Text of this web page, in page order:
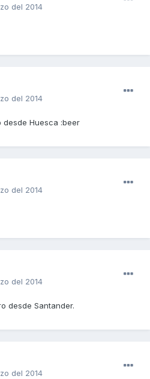
del 2014
del 2014
desde Huesca :beer
del 2014
del 2014
desde Santander.
del 2014